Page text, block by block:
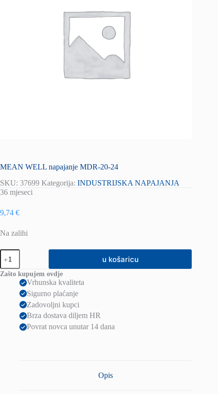
MEAN WELL napajanje MDR-20-24
SKU: 37699 Kategorija: INDUSTRIJSKA NAPAJANJA
36 mjeseci
9,74 €
Na zalihi
MEAN
WELL
napajanje
MDR-
količina
u košaricu
Zašto kupujem ovdje
Vrhunska kvaliteta
Sigurno plaćanje
Zadovoljni kupci
Brza dostava diljem HR
Povrat novca unutar 14 dana
Opis